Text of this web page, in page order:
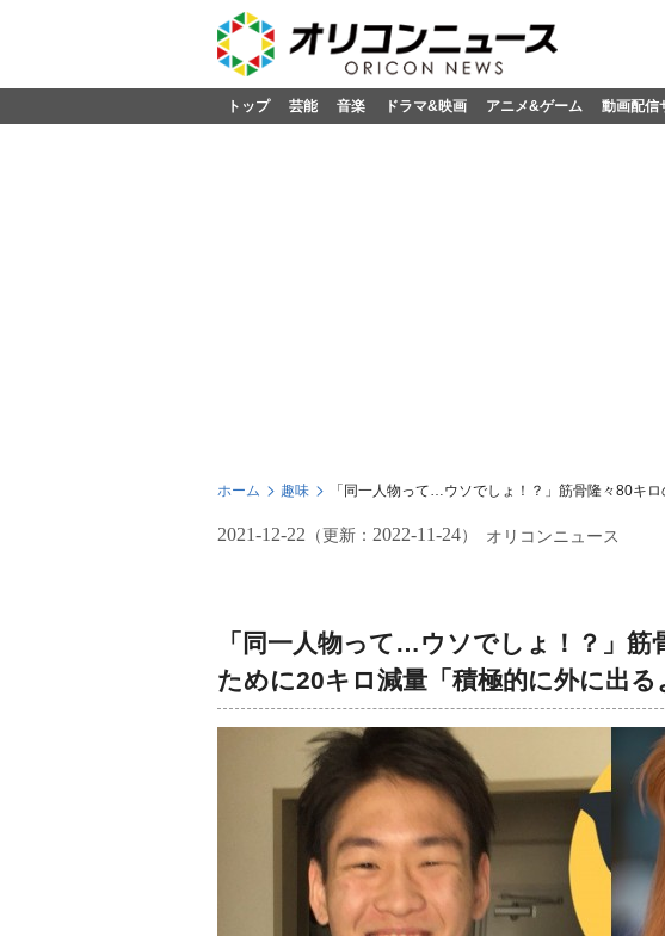
トップ 芸能 音楽 ドラマ&映画 アニメ&ゲーム 動画配信
ホーム 趣味 「同一人物って…ウソでしょ！？」筋骨隆々80キ
2021-12-22 （更新： 2022-11-24） オリコンニュース
「同一人物って…ウソでしょ！？」
ために20キロ減量「積極的に外に出る